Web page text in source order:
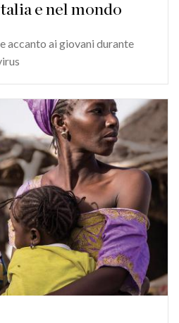
e nel mondo
accanto ai giovani durante